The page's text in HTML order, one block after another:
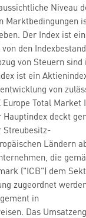
Niveau
Marktbedingungen
Der Index ist
den
von Steuern sind
ist ein
von
Europe Total Market
deckt
Streubesitz-
Ländern
die
("ICB") dem
zugeordnet
in
Das